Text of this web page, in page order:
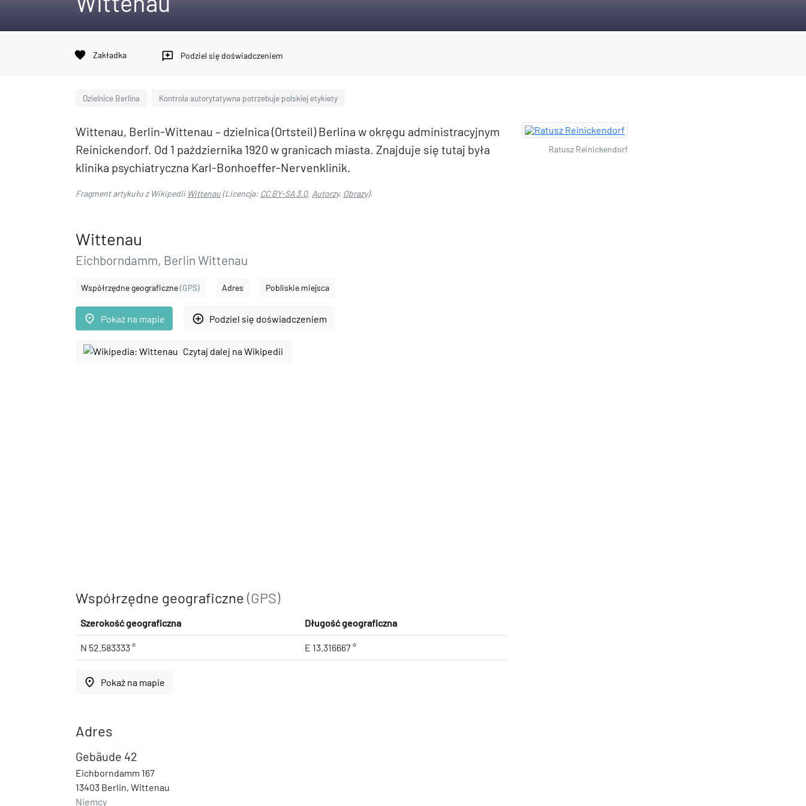
favorite Zakładka reviews Podziel się doświadczeniem
Dzielnice Berlina Kontrola autorytatywna potrzebuje polskiej etykiety
Wittenau, Berlin-Wittenau – dzielnica (Ortsteil) Berlina w okręgu administracyjnym
Reinickendorf. Od 1 października 1920 w granicach miasta. Znajduje się tutaj była
klinika psychiatryczna Karl-Bonhoeffer-Nervenklinik.
Fragment artykułu z Wikipedii Wittenau(Licencja: CC BY-SA 3.0, Autorzy, Obrazy).
Wittenau
Eichborndamm, Berlin Wittenau
Współrzędne geograficzne(GPS) Adres Pobliskie miejsca
place Pokaż na mapie add_circle_outline Podziel się doświadczeniem
Czytaj dalej na Wikipedii
Współrzędne geograficzne (GPS)
Szerokość geograficzna Długość geograficzna
N 52.583333 ° E 13.316667 °
place Pokaż na mapie
Adres
Gebäude 42
Eichborndamm 167
13403 Berlin, Wittenau
Niemcy
Ratusz Reinickendorf